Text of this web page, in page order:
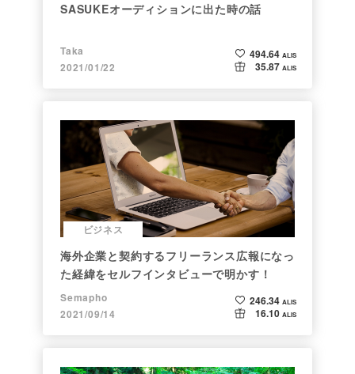
SASUKEオーディションに出た時の話
Taka
2021/01/22
494.64 ALIS
35.87 ALIS
ビジネス
海外企業と契約するフリーランス広報になっ
た経緯をセルフインタビューで明かす！
Semapho
2021/09/14
246.34 ALIS
16.10 ALIS